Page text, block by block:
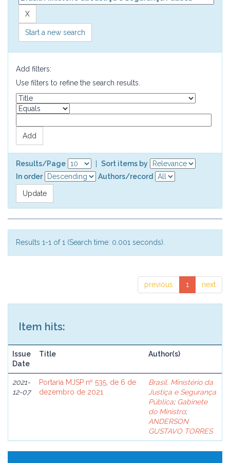
Start a new search
Add filters:
Use filters to refine the search results.
Results/Page
Sort items by
In order
Authors/record
Results 1-1 of 1 (Search time: 0.001 seconds).
previous 1 next
Item hits:
Issue
Date
Title Author(s)
2021-
12-07
Portaria MJSP nº 535, de 6 de
dezembro de 2021
Brasil. Ministério da
Justiça e Segurança
Pública; Gabinete
do Ministro;
ANDERSON
GUSTAVO TORRES